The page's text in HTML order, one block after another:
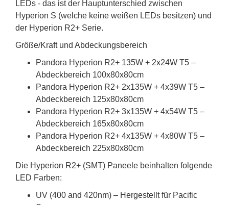
LEDs - das ist der Hauptunterschied zwischen
Hyperion S (welche keine weißen LEDs besitzen) und
der Hyperion R2+ Serie.
Größe/Kraft und Abdeckungsbereich
Pandora Hyperion R2+ 135W + 2x24W T5 –
Abdeckbereich 100x80x80cm
Pandora Hyperion R2+ 2x135W + 4x39W T5 –
Abdeckbereich 125x80x80cm
Pandora Hyperion R2+ 3x135W + 4x54W T5 –
Abdeckbereich 165x80x80cm
Pandora Hyperion R2+ 4x135W + 4x80W T5 –
Abdeckbereich 225x80x80cm
Die Hyperion R2+ (SMT) Paneele beinhalten folgende
LED Farben:
UV (400 and 420nm) – Hergestellt für Pacific